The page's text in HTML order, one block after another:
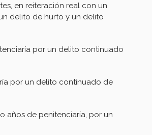
en reiteración real con un
delito de hurto y un delito
por un delito continuado
por un delito continuado de
años de penitenciaría, por un